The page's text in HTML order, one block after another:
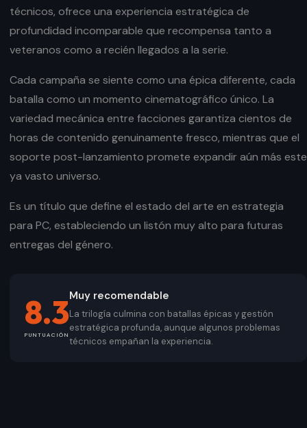
técnicos, ofrece una experiencia estratégica de
profundidad incomparable que recompensa tanto a
veteranos como a recién llegados a la serie.
Cada campaña se siente como una épica diferente, cada
batalla como un momento cinematográfico único. La
variedad mecánica entre facciones garantiza cientos de
horas de contenido genuinamente fresco, mientras que el
soporte post-lanzamiento promete expandir aún más este
ya vasto universo.
Es un título que define el estado del arte en estrategia
para PC, estableciendo un listón muy alto para futuras
entregas del género.
8.3
PUNTUACIÓN
Muy recomendable
La trilogía culmina con batallas épicas y gestión
estratégica profunda, aunque algunos problemas
técnicos empañan la experiencia.